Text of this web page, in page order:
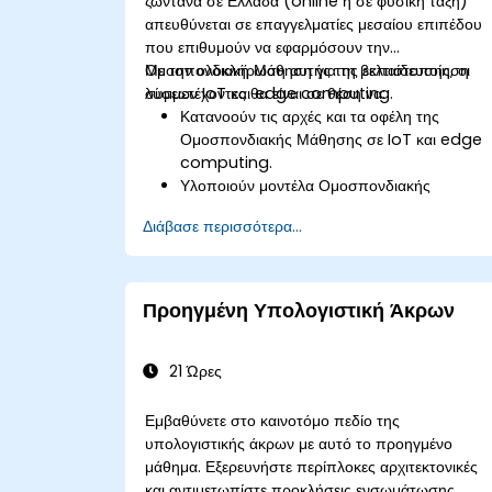
απευθύνεται σε επαγγελματίες μεσαίου επιπέδου
που επιθυμούν να εφαρμόσουν την
Ομοσπονδιακή Μάθηση για τη βελτιστοποίηση
λύσεων IoT και edge computing.
Με την ολοκλήρωση αυτής της εκπαίδευσης, οι
συμμετέχοντες θα είναι σε θέση να:
Κατανοούν τις αρχές και τα οφέλη της
Ομοσπονδιακής Μάθησης σε IoT και edge
computing.
Υλοποιούν μοντέλα Ομοσπονδιακής
αποκεντρωμένη επεξεργασία Τεχνητής
Νοημοσύνης.
Μειώνουν την καθυστέρηση και βελτιώνουν
τη λήψη αποφάσεων σε πραγματικό χρόνο
σε περιβάλλοντα edge computing.
με την ιδιωτικότητα των δεδομένων και τους
Διάβασε περισσότερα...
Προηγμένη Υπολογιστική Άκρων
21 Ώρες
Εμβαθύνετε στο καινοτόμο πεδίο της
υπολογιστικής άκρων με αυτό το προηγμένο
μάθημα. Εξερευνήστε περίπλοκες αρχιτεκτονικές